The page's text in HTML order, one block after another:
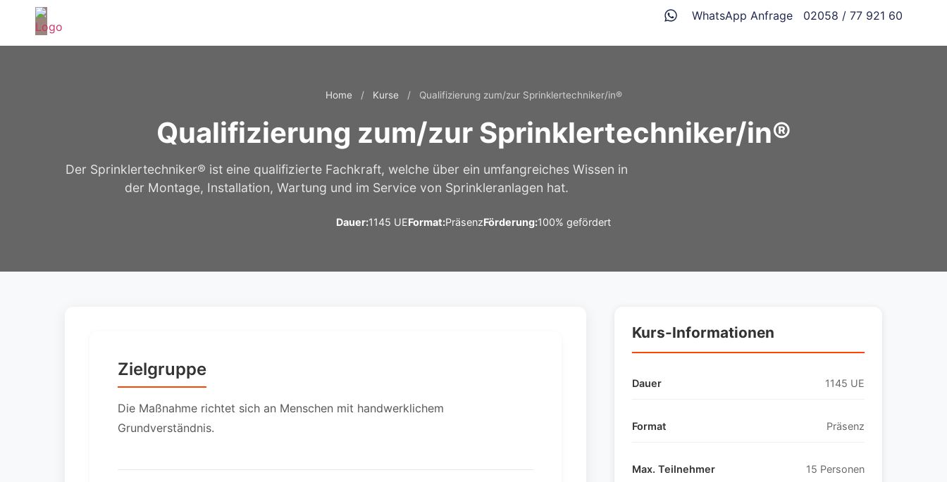
WhatsApp Anfrage 02058 / 77 921 60
Home / Kurse / Qualifizierung zum/zur Sprinklertechniker/in®
Qualifizierung zum/zur Sprinklertechniker/in®
Der Sprinklertechniker® ist eine qualifizierte Fachkraft, welche über ein umfangreiches Wissen in
der Montage, Installation, Wartung und im Service von Sprinkleranlagen hat.
Dauer:1145 UEFormat:PräsenzFörderung:100% gefördert
Zielgruppe
Die Maßnahme richtet sich an Menschen mit handwerklichem
Grundverständnis.
Kurs-Informationen
Dauer 1145 UE
Format Präsenz
Max. Teilnehmer 15 Personen